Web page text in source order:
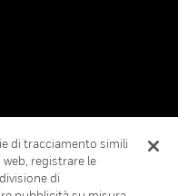
di tracciamento simili
registrare le
di